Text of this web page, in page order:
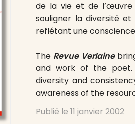
de la vie et de l’œuvre
souligner la diversité
reflétant une
The Revue Verlaine
and work of the poet.
diversity and
awareness of the
Publié le11 janvier 2002